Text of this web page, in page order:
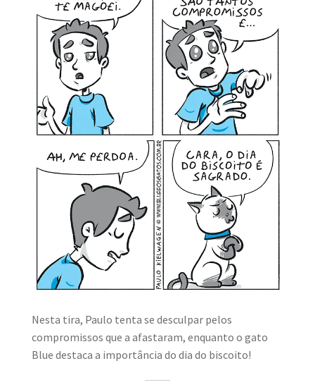
MINHA CONTA
CARRINHO
Search Button
Nesta tira, Paulo tenta se desculpar pelos
compromissos que a afastaram, enquanto o gato
Blue destaca a importância do dia do biscoito!